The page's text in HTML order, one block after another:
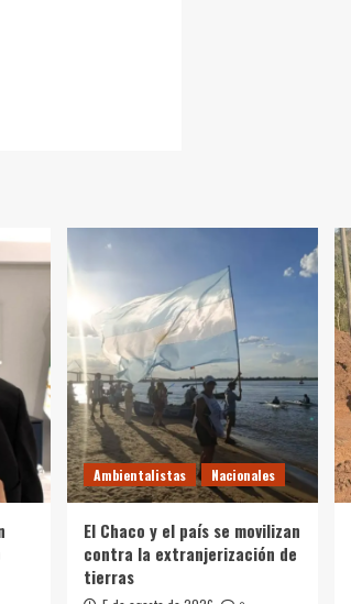
Ambientalistas Nacionales
El Chaco y el país se movilizan
contra la extranjerización de
tierras